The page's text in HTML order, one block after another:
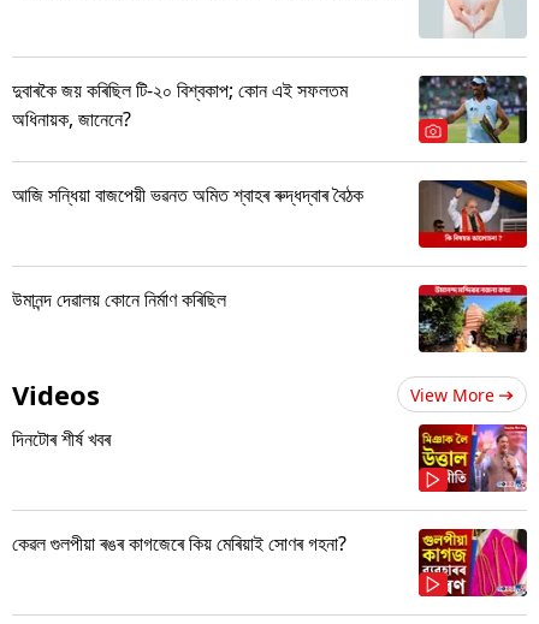
দুবাৰকৈ জয় কৰিছিল টি-২০ বিশ্বকাপ; কোন এই সফলতম
অধিনায়ক, জানেনে?
আজি সন্ধিয়া বাজপেয়ী ভৱনত অমিত শ্বাহৰ ৰুদ্ধদ্বাৰ বৈঠক
উমানন্দ দেৱালয় কোনে নিৰ্মাণ কৰিছিল
Videos View More
দিনটোৰ শীৰ্ষ খবৰ
কেৱল গুলপীয়া ৰঙৰ কাগজেৰে কিয় মেৰিয়াই সোণৰ গহনা?